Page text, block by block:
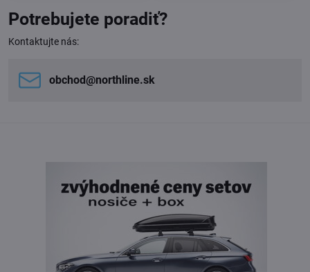
Potrebujete poradiť?
Kontaktujte nás:
obchod​@northline​.sk